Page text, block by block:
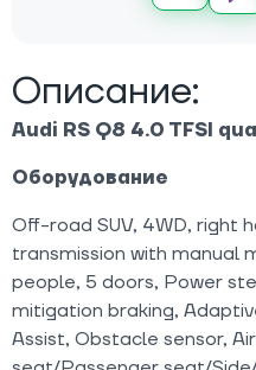
Описание:
Audi RS Q8 4.0 TFSI
Оборудование
Off-road SUV, 4WD, right
transmission with manual
people, 5 doors, Power
mitigation braking,
Assist, Obstacle sensor,